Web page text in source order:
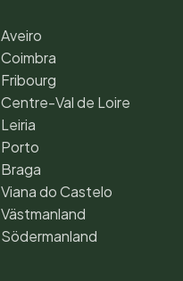
Aveiro
Coimbra
Fribourg
Centre-Val de Loire
Leiria
Porto
Braga
Viana do Castelo
Västmanland
Södermanland